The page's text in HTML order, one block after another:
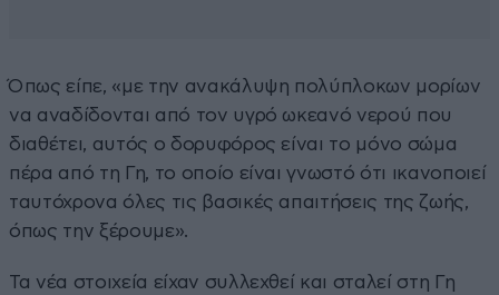
Όπως είπε, «με την ανακάλυψη πολύπλοκων μορίων
να αναδίδονται από τον υγρό ωκεανό νερού που
διαθέτει, αυτός ο δορυφόρος είναι το μόνο σώμα
πέρα από τη Γη, το οποίο είναι γνωστό ότι ικανοποιεί
ταυτόχρονα όλες τις βασικές απαιτήσεις της ζωής,
όπως την ξέρουμε».
Τα νέα στοιχεία είχαν συλλεχθεί και σταλεί στη Γη